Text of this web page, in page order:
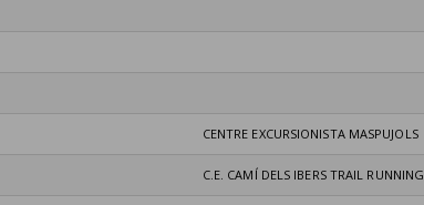
CENTRE EXCURSIONISTA MASPUJOLS
C.E. CAMÍ DELS IBERS TRAIL RUNNING